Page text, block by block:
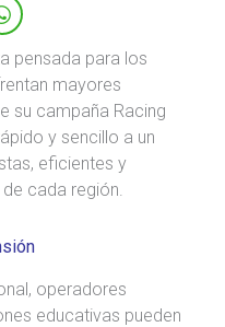
pensada para los
mayores
su campaña Racing
y sencillo a un
eficientes y
cada región.
operadores
educativas pueden